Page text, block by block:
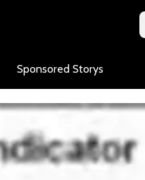
Sponsored Storys